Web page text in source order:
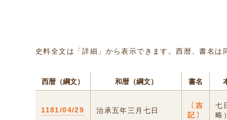
史料全文は「詳細」から表示できます。西暦、書名
西暦（綱文） 和暦（綱文） 書名
1181/04/29 治承五年三月七日
〔吉
記〕
七
略